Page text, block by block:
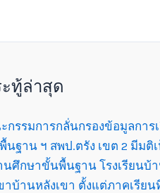
ทู้ล่าสุด
กรรมการกลั่นกรองข้อมูลการ
นฐาน ฯ สพป.ตรัง เขต 2 มีมติ
นศึกษาขั้นพื้นฐาน โรงเรียนบ้
าบ้านหลังเขา ตั้งแต่ภาคเรียน